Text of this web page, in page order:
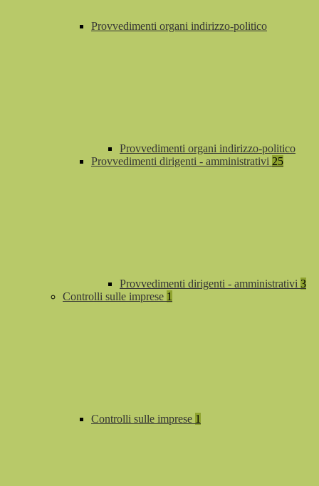
Provvedimenti organi indirizzo-politico
Provvedimenti organi indirizzo-politico
Provvedimenti dirigenti - amministrativi 25
Provvedimenti dirigenti - amministrativi 3
Controlli sulle imprese 1
Controlli sulle imprese 1